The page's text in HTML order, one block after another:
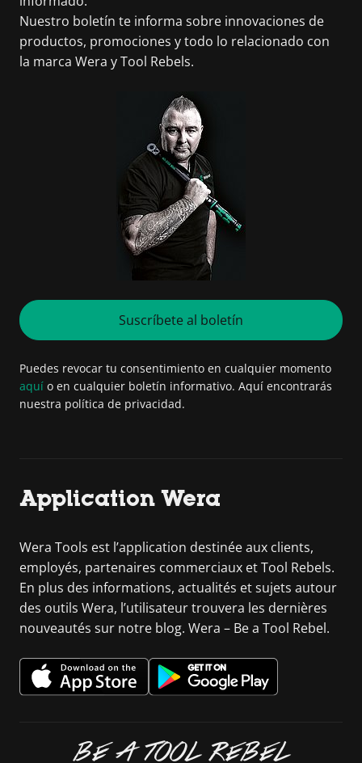
Nuestro boletín te informa sobre innovaciones de
productos, promociones y todo lo relacionado con
la marca Wera y Tool Rebels.
Suscríbete al boletín
Puedes revocar tu consentimiento en cualquier momento
aquí o en cualquier boletín informativo. Aquí encontrarás
nuestra política de privacidad.
Application Wera
Wera Tools est l’application destinée aux clients,
employés, partenaires commerciaux et Tool Rebels.
En plus des informations, actualités et sujets autour
des outils Wera, l’utilisateur trouvera les dernières
nouveautés sur notre blog. Wera – Be a Tool Rebel.
BE A TOOL REBEL